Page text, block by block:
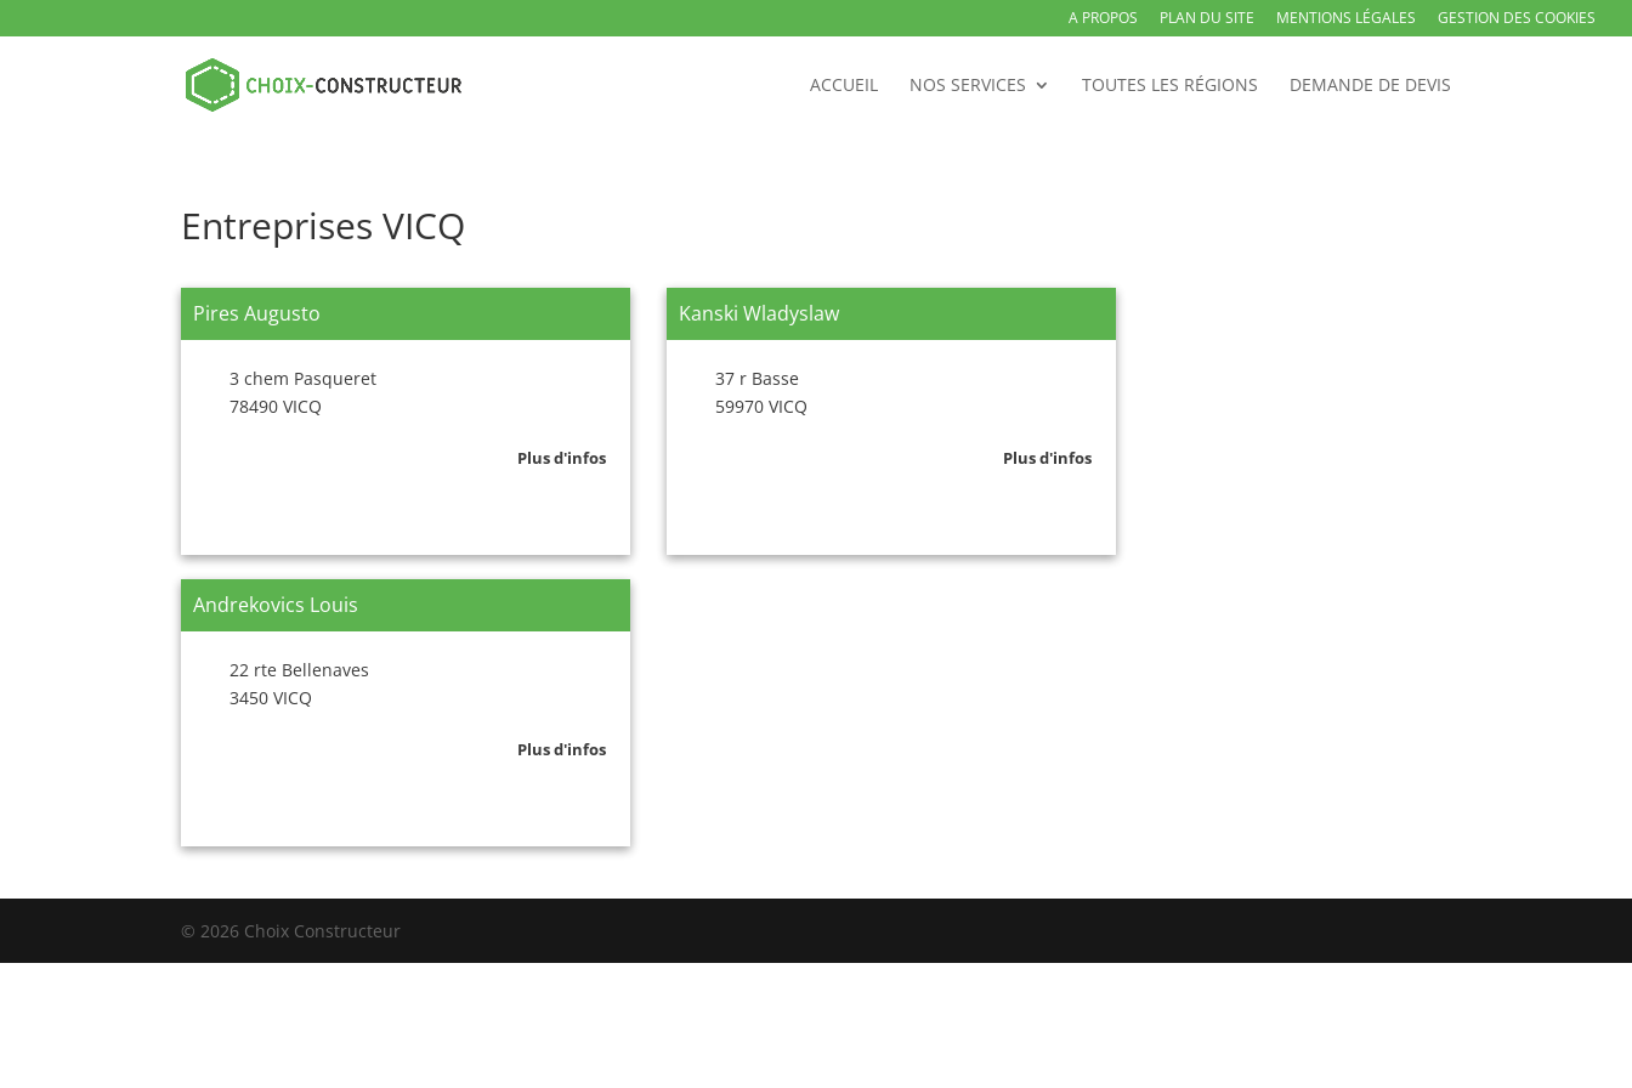
A PROPOS PLAN DU SITE MENTIONS LÉGALES GESTION DES COOKIES
ACCUEIL NOS SERVICES TOUTES LES RÉGIONS DEMANDE DE DEVIS
Entreprises VICQ
Pires Augusto
3 chem Pasqueret
78490 VICQ
Plus d'infos
Kanski Wladyslaw
37 r Basse
59970 VICQ
Plus d'infos
Andrekovics Louis
22 rte Bellenaves
3450 VICQ
Plus d'infos
© 2026 Choix Constructeur